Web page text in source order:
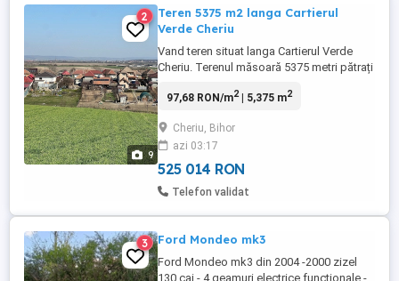
9
2
Teren 5375 m2 langa Cartierul
Verde Cheriu
Vand teren situat langa Cartierul Verde
Cheriu. Terenul măsoară 5375 metri pătrați
stradal de 22 metri aflând-se intr-o zona
are vedere panoramica a dealului de la
Băile 1 Mai (craterul vulcanic) și a orașului
Oradea. Terenul ...
97,68 RON/m2| 5,375 m2
Cheriu, Bihor
azi 03:17
525 014 RON
Telefon validat
3 Ford Mondeo mk3
Ford Mondeo mk3 din 2004 -2000 zizel
130 cai - 4 geamuri electrice funcționale -